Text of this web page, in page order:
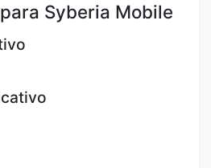
Syberia Mobile